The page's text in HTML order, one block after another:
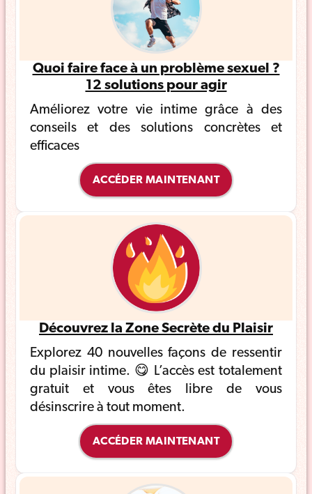
Quoi faire face à un problème sexuel ?
12 solutions pour agir
Améliorez votre vie intime grâce à des
conseils et des solutions concrètes et
efficaces
ACCÉDER MAINTENANT
Découvrez la Zone Secrète du Plaisir
Explorez 40 nouvelles façons de ressentir
du plaisir intime. 😋 L’accès est totalement
gratuit et vous êtes libre de vous
désinscrire à tout moment.
ACCÉDER MAINTENANT